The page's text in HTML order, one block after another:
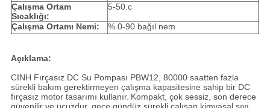
Çalışma Ortam
Sıcaklığı:
5-50.c
Çalışma Ortamı Nemi: % 0-90 bağıl nem
Açıklama:
CINH Fırçasız DC Su Pompası PBW12, 80000 saatten fazla
sürekli bakım gerektirmeyen çalışma kapasitesine sahip bir DC
fırçasız motor tasarımı kullanır. Kompakt, çok sessiz, son derece